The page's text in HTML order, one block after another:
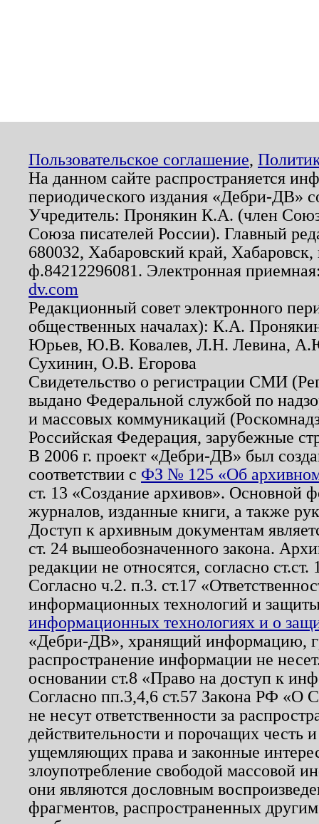
Пользовательское соглашение,
На данном сайте распространяется
периодического издания «Дебри-ДВ»
Учредитель: Пронякин К.А. (член
Союза писателей России). Главный
680032, Хабаровский край,
ф.84212296081. Электронная
dv.com
Редакционный совет электронного
общественных началах): К.А.
Юрьев, Ю.В. Ковалев, Л.Н. Левина,
Сухинин, О.В. Егорова
Свидетельство о регистрации СМИ
выдано Федеральной службой по
и массовых коммуникаций
Российская Федерация, зарубежные
В 2006 г. проект «Дебри-ДВ» был
соответствии с ФЗ № 125 «Об
ст. 13 «Создание архивов». Основной
журналов, изданные книги, а также
Доступ к архивным документам
ст. 24 вышеобозначенного закона.
редакции не относятся, согласно
Согласно ч.2. п.3. ст.17
информационных технологий и
информационных технологиях и о
«Дебри-ДВ», хранящий информацию,
распространение информации не
основании ст.8 «Право на доступ к
Согласно пп.3,4,6 ст.57 Закона РФ «О
не несут ответственности за
действительности и порочащих честь
ущемляющих права и законные
злоупотребление свободой массовой
они являются дословным
фрагментов, распространенных